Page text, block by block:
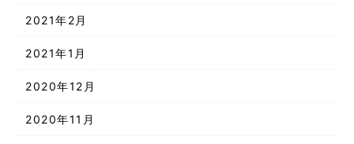
2021年2月
2021年1月
2020年12月
2020年11月